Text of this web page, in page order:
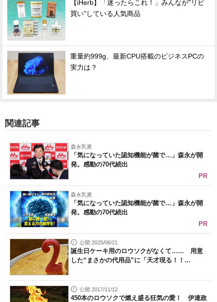
【iHerb】「迷ったらこれ！」みんなが"リピ
買い"している人気商品
重量約999g、最新CPU搭載のビジネスPCの
実力は？
関連記事
森永乳業
「気になっていた認知機能が菌で…」森永が開
発。感動の70代続出
PR
森永乳業
「気になっていた認知機能が菌で…」森永が開
発。感動の70代続出
PR
公開 2025/06/21
誕生日ケーキ用のロウソクがなくて…… 用意
した“まさかの代用品”に「天才現る！！...
公開 2017/11/12
450本のロウソクで燃え盛る狂気の愛！ 伊達政